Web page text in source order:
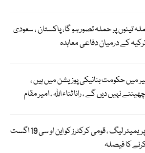
تینوں پر حملہ تصور ہو گا، پاکستان ، سعودی
کے درمیان دفاعی معاہدہ
میں حکومت بنانیکی پوزیشن میں ہیں ،
نہیں دیں گے ، رانا ثناء اللہ ، امیر مقام
کیریبین پریمیئر لیگ ، قومی کرکٹرز کو این او سی 19 اگست
کا فیصلہ